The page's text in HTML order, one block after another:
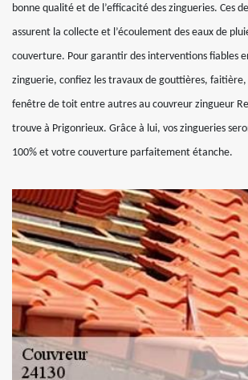
bonne qualité et de l’efficacité des zingueries. Ces
assurent la collecte et l’écoulement des eaux de
couverture. Pour garantir des interventions fiables
zinguerie, confiez les travaux de gouttières, faitière,
fenêtre de toit entre autres au couvreur zingueur
trouve à Prigonrieux. Grâce à lui, vos zingueries
100% et votre couverture parfaitement étanche.